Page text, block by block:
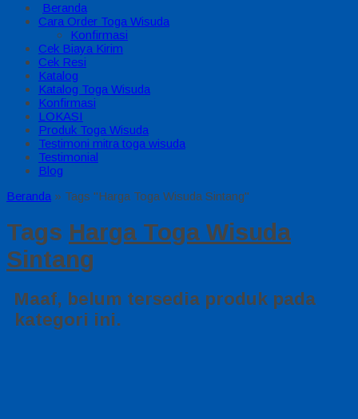
Beranda
Cara Order Toga Wisuda
Konfirmasi
Cek Biaya Kirim
Cek Resi
Katalog
Katalog Toga Wisuda
Konfirmasi
LOKASI
Produk Toga Wisuda
Testimoni mitra toga wisuda
Testimonial
Blog
Beranda » Tags "Harga Toga Wisuda Sintang"
Tags Harga Toga Wisuda
Sintang
Maaf, belum tersedia produk pada
kategori ini.